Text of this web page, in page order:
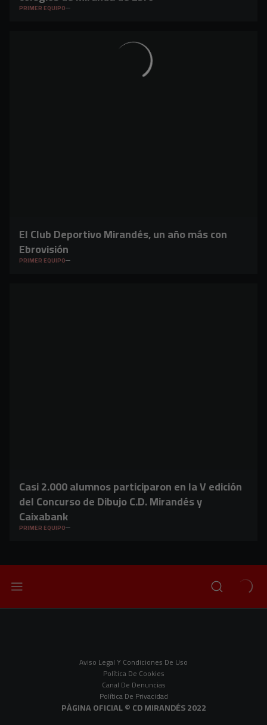
PRIMER EQUIPO
El Club Deportivo Mirandés, un año más con
Ebrovisión
PRIMER EQUIPO
Casi 2.000 alumnos participaron en la V edición
del Concurso de Dibujo C.D. Mirandés y
Caixabank
PRIMER EQUIPO
Aviso Legal Y Condiciones De Uso
Política De Cookies
Canal De Denuncias
Política De Privacidad
PÀGINA OFICIAL © CD MIRANDÉS 2022